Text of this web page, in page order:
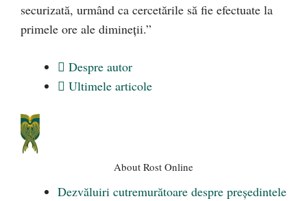
securizată, urmând ca cercetările să fie efectuate la
primele ore ale dimineții.”
Despre autor
Ultimele articole
About Rost Online
Dezvăluiri cutremurătoare despre președintele